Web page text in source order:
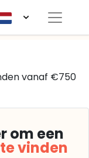
vanaf €750
om een
vinden